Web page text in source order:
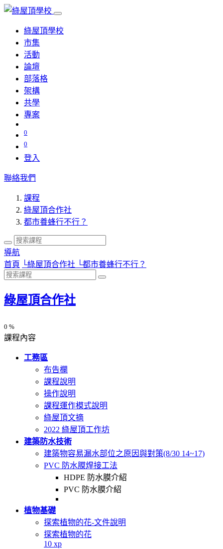
綠屋頂學校
市集
活動
論壇
部落格
架構
共學
專案
0
0
登入
聯絡我們
課程
綠屋頂合作社
都市養蜂行不行？
導航
首頁
└綠屋頂合作社 └都市養蜂行不行？
綠屋頂合作社
0 %
課程內容
工務區
布告欄
課程說明
操作說明
課程運作模式說明
綠屋頂文摘
2022 綠屋頂工作坊
建築防水技術
建築物容易漏水部位之原因與對策(8/30 14~17)
PVC 防水膜焊接工法
HDPE 防水膜介紹
PVC 防水膜介紹
植物基礎
探索植物的花-文件說明
探索植物的花
10 xp